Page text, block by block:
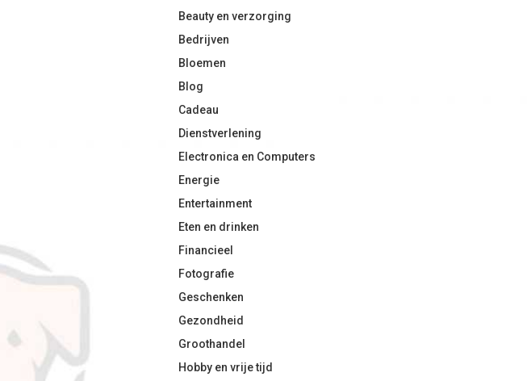
Beauty en verzorging
Bedrijven
Bloemen
Blog
Cadeau
Dienstverlening
Electronica en Computers
Energie
Entertainment
Eten en drinken
Financieel
Fotografie
Geschenken
Gezondheid
Groothandel
Hobby en vrije tijd